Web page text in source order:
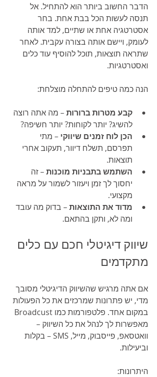
הדבר החשוב ביותר הוא להתחיל. אל
תנסה לעשות הכל בבת אחת. בחר
אסטרטגיה אחת או שתיים, למד אותה
לעומק, ויישם אותה בצורה עקבית. לאחר
שתראה תוצאות, תוכל להוסיף עוד כלים
ואסטרטגיות.
הנה כמה טיפים להתחלה מוצלחת:
קבע מטרות ברורות – מה אתה רוצה
להשיג? יותר לקוחות? יותר חשיפה?
הכן לוח זמנים שיווקי – מתי
תפרסם, תשלח דיוור, תעקוב אחרי
תוצאות.
השתמש בתבניות מוכנות – זה
יחסוך לך זמן ויעזור לשמור על מראה
מקצועי.
מדוד את התוצאות – בדוק מה עובד
ומה לא, ותקן בהתאם.
שיווק דיגיטלי חכם עם כלים
מתקדמים
אם אתה מרגיש שהשיווק הדיגיטלי מסובך
מדי, יש פתרונות שמרכזים את כל הפעולות
מאפשרות לך לנהל את כל השיווק –
וואטסאפ, פייסבוק, מייל, SMS – בקלות
וביעילות.
היתרונות: